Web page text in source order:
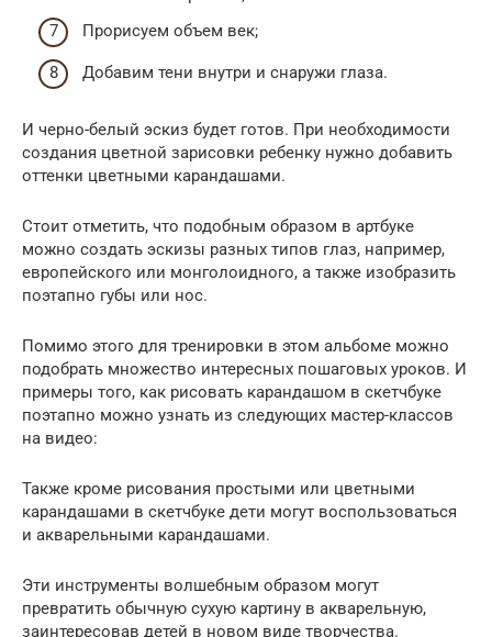
Прорисуем объем век;
Добавим тени внутри и снаружи глаза.
И черно-белый эскиз будет готов. При необходимости
создания цветной зарисовки ребенку нужно добавить
оттенки цветными карандашами.
Стоит отметить, что подобным образом в артбуке
можно создать эскизы разных типов глаз, например,
европейского или монголоидного, а также изобразить
поэтапно губы или нос.
Помимо этого для тренировки в этом альбоме можно
подобрать множество интересных пошаговых уроков. И
примеры того, как рисовать карандашом в скетчбуке
поэтапно можно узнать из следующих мастер-классов
на видео:
Также кроме рисования простыми или цветными
карандашами в скетчбуке дети могут воспользоваться
и акварельными карандашами.
Эти инструменты волшебным образом могут
превратить обычную сухую картину в акварельную,
заинтересовав детей в новом виде творчества.